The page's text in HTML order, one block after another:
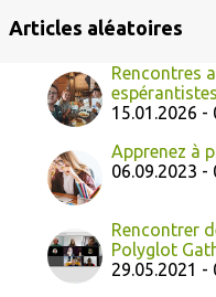
Articles aléatoires
Rencontres
15.01.2026 -
Apprenez à
06.09.2023 -
Rencontrer
Polyglot
29.05.2021 -